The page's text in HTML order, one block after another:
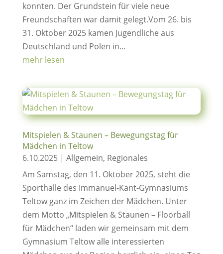
konnten. Der Grundstein für viele neue
Freundschaften war damit gelegt.Vom 26. bis
31. Oktober 2025 kamen Jugendliche aus
Deutschland und Polen in...
mehr lesen
Mitspielen & Staunen – Bewegungstag für
Mädchen in Teltow
6.10.2025| Allgemein, Regionales
Am Samstag, den 11. Oktober 2025, steht die
Sporthalle des Immanuel-Kant-Gymnasiums
Teltow ganz im Zeichen der Mädchen. Unter
dem Motto „Mitspielen & Staunen – Floorball
für Mädchen“ laden wir gemeinsam mit dem
Gymnasium Teltow alle interessierten